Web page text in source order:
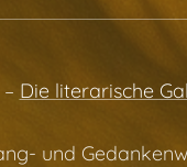
Die literarische
und